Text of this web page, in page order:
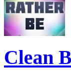
Clean